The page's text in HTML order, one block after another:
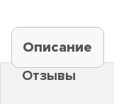
Описание
Отзывы